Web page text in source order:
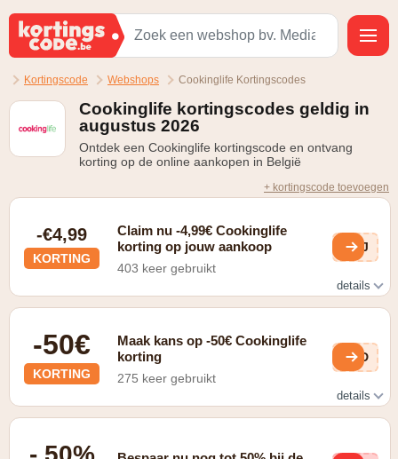
Kortingscode Webshops Cookinglife Kortingscodes
Cookinglife kortingscodes geldig in
augustus 2026
Ontdek een Cookinglife kortingscode en ontvang
korting op de online aankopen in België
+ kortingscode toevoegen
-€4,99
KORTING
Claim nu -4,99€ Cookinglife
korting op jouw aankoop
403 keer gebruikt
uwJ
details
-50€
KORTING
Maak kans op -50€ Cookinglife
korting
275 keer gebruikt
liD
details